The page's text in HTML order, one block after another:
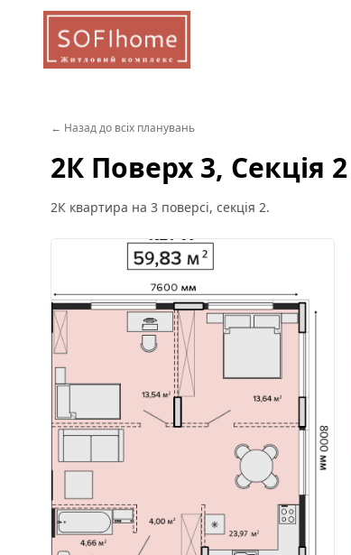
← Назад до всіх планувань
2К Поверх 3, Секція 2
2К квартира на 3 поверсі, секція 2.